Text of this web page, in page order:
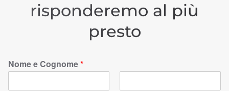
risponderemo al più
presto
Nome e Cognome*